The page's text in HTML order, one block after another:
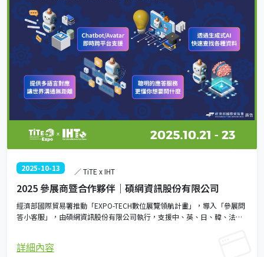
2025-10-13 ／ TiTE x IHT
2025 參展商暨合作夥伴｜碩網資訊股份有限公司
經濟部國際貿易署推動「EXPO-TECH數位展覽領航計畫」，導入「參展問
答小客服」，由碩網資訊股份有限公司執行，支援中、英、日、韓、法、
協助節省查詢時間，強化參展體驗，歡迎參展廠商踴躍使用。
詳細內容